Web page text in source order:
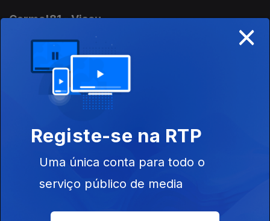
Carmo'81 - Viseu
Barreirinha Bar Café - Madeira
17 fev. 2021
10 fev. 2021
×
Registe-se na RTP
Uma única conta para todo o
serviço público de media